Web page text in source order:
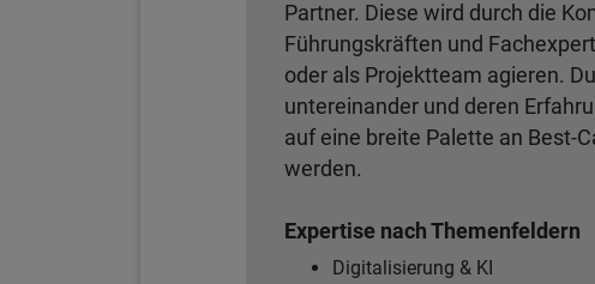
Partner. Diese wird durch die
Führungskräften und
oder als Projektteam agieren.
untereinander und deren
auf eine breite Palette an Best-
werden.
Expertise nach Themenfeldern
Digitalisierung & KI